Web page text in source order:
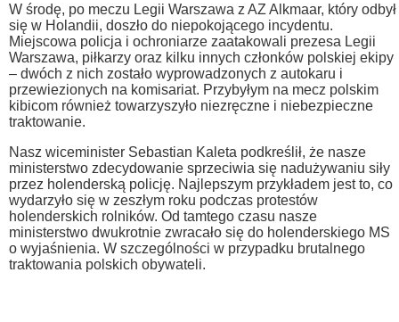
W środę, po meczu Legii Warszawa z AZ Alkmaar, który odbył
się w Holandii, doszło do niepokojącego incydentu.
Miejscowa policja i ochroniarze zaatakowali prezesa Legii
Warszawa, piłkarzy oraz kilku innych członków polskiej ekipy
– dwóch z nich zostało wyprowadzonych z autokaru i
przewiezionych na komisariat. Przybyłym na mecz polskim
kibicom również towarzyszyło niezręczne i niebezpieczne
traktowanie.
Nasz wiceminister Sebastian Kaleta podkreślił, że nasze
ministerstwo zdecydowanie sprzeciwia się nadużywaniu siły
przez holenderską policję. Najlepszym przykładem jest to, co
wydarzyło się w zeszłym roku podczas protestów
holenderskich rolników. Od tamtego czasu nasze
ministerstwo dwukrotnie zwracało się do holenderskiego MS
o wyjaśnienia. W szczególności w przypadku brutalnego
traktowania polskich obywateli.